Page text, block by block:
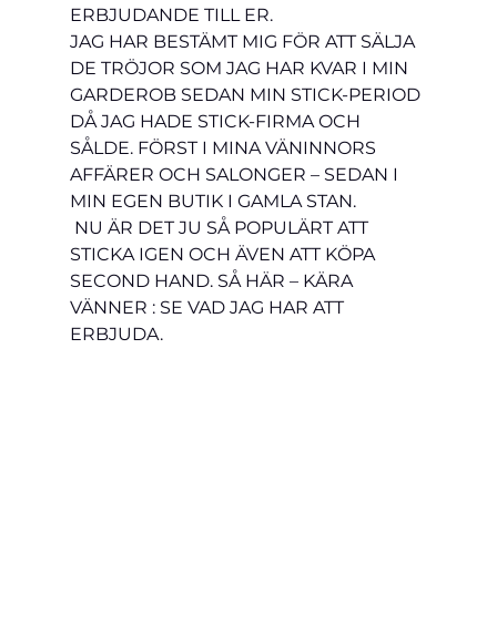
ERBJUDANDE TILL ER.
JAG HAR BESTÄMT MIG FÖR ATT SÄLJA
DE TRÖJOR SOM JAG HAR KVAR I MIN
GARDEROB SEDAN MIN STICK-PERIOD
DÅ JAG HADE STICK-FIRMA OCH
SÅLDE. FÖRST I MINA VÄNINNORS
AFFÄRER OCH SALONGER – SEDAN I
MIN EGEN BUTIK I GAMLA STAN.
NU ÄR DET JU SÅ POPULÄRT ATT
STICKA IGEN OCH ÄVEN ATT KÖPA
SECOND HAND. SÅ HÄR – KÄRA
VÄNNER : SE VAD JAG HAR ATT
ERBJUDA.